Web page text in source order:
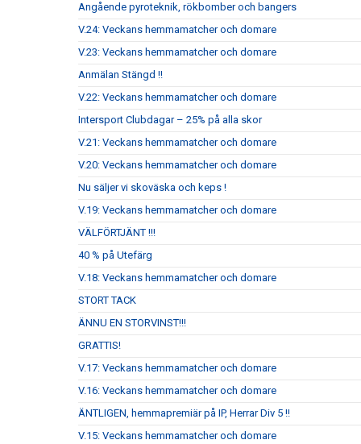
Angående pyroteknik, rökbomber och bangers
V.24: Veckans hemmamatcher och domare
V.23: Veckans hemmamatcher och domare
Anmälan Stängd !!
V.22: Veckans hemmamatcher och domare
Intersport Clubdagar – 25% på alla skor
V.21: Veckans hemmamatcher och domare
V.20: Veckans hemmamatcher och domare
Nu säljer vi skoväska och keps !
V.19: Veckans hemmamatcher och domare
VÄLFÖRTJÄNT !!!
40 % på Utefärg
V.18: Veckans hemmamatcher och domare
STORT TACK
ÄNNU EN STORVINST!!!
GRATTIS!
V.17: Veckans hemmamatcher och domare
V.16: Veckans hemmamatcher och domare
ÄNTLIGEN, hemmapremiär på IP, Herrar Div 5 !!
V.15: Veckans hemmamatcher och domare